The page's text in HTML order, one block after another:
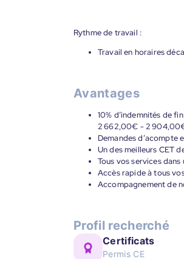
Rythme de travail :
Travail en horaires
Avantages
10% d’indemnités de
2 662,00€ - 2
Demandes d’acompte
Un des meilleurs CET
Tous vos services
Accès rapide à tous
Accompagnement de
Profil recherché
Certificats
Permis CE